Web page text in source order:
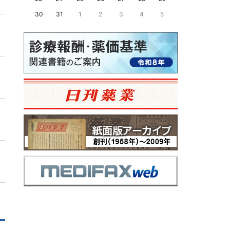
30
31 1 2 3 4 5